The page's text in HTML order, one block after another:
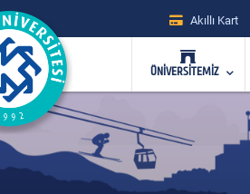
Akıllı Kart
ÜNİVERSİTEMİZ